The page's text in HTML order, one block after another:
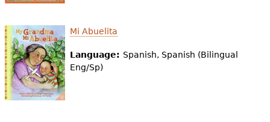
Mi Abuelita
Language: Spanish, Spanish (Bilingual
Eng/Sp)